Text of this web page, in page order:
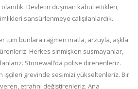
olandık. Devletin düşman kabul ettikleri,
sansürlenmeye çalışılanlardık.
tüm bunlara rağmen inatla, arzuyla, aşkla
Herkes sinmişken susmayanlar,
Stonewall’da polise direnenleriz.
işçileri grevinde sesimizi yükseltenleriz. Bir
etrafını değiştirenleriz. Ana